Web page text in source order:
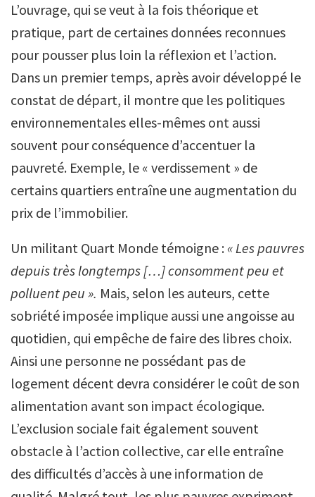
L’ouvrage, qui se veut à la fois théorique et
pratique, part de certaines données reconnues
pour pousser plus loin la réflexion et l’action.
Dans un premier temps, après avoir développé le
constat de départ, il montre que les politiques
environnementales elles-mêmes ont aussi
souvent pour conséquence d’accentuer la
pauvreté. Exemple, le « verdissement » de
certains quartiers entraîne une augmentation du
prix de l’immobilier.
Un militant Quart Monde témoigne : « Les pauvres
depuis très longtemps […] consomment peu et
polluent peu ». Mais, selon les auteurs, cette
sobriété imposée implique aussi une angoisse au
quotidien, qui empêche de faire des libres choix.
Ainsi une personne ne possédant pas de
logement décent devra considérer le coût de son
alimentation avant son impact écologique.
L’exclusion sociale fait également souvent
obstacle à l’action collective, car elle entraîne
des difficultés d’accès à une information de